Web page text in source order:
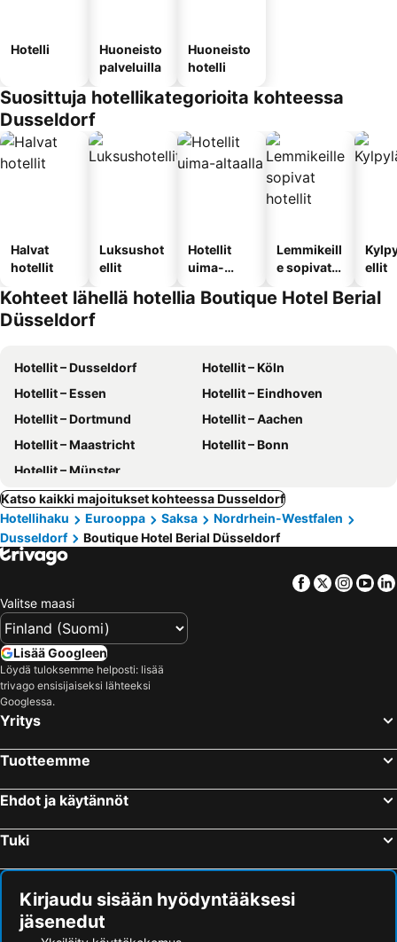
Hotelli
Huoneisto
palveluilla
Huoneisto
hotelli
Suosittuja hotellikategorioita kohteessa
Dusseldorf
Halvat
hotellit
Luksushot
ellit
Hotellit
uima-
Lemmikeill
e sopivat
ellit
Kohteet lähellä hotellia Boutique Hotel Berial
Düsseldorf
Hotellit – Dusseldorf
Hotellit – Köln
Hotellit – Essen
Hotellit – Eindhoven
Hotellit – Dortmund
Hotellit – Aachen
Hotellit – Maastricht
Hotellit – Bonn
Hotellit – Münster
Katso kaikki majoitukset kohteessa Dusseldorf
Hotellihaku
Eurooppa Saksa
Nordrhein-Westfalen
Dusseldorf
Boutique Hotel Berial Düsseldorf
Facebook
Twitter
Valitse maasi
Lisää Googleen
Löydä tuloksemme helposti: lisää
trivago ensisijaiseksi lähteeksi
Googlessa.
Yritys
Tuotteemme
Ehdot ja käytännöt
Tuki
Kirjaudu sisään hyödyntääksesi
jäsenedut